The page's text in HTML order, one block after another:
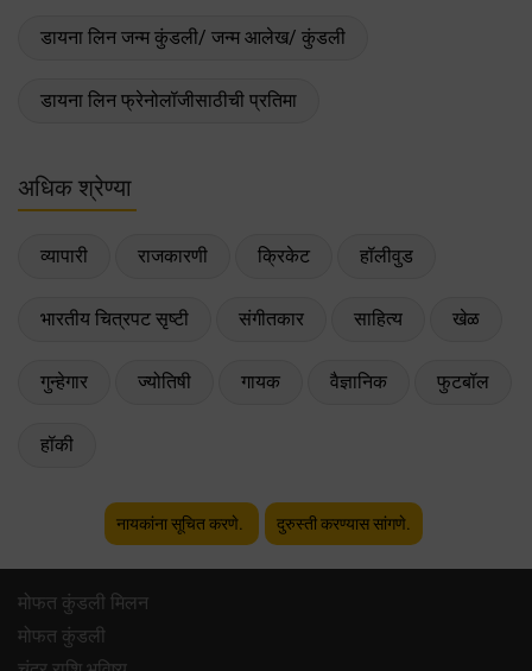
डायना लिन जन्म कुंडली/ जन्म आलेख/ कुंडली
डायना लिन फ्रेनोलॉजीसाठीची प्रतिमा
अधिक श्रेण्या
व्यापारी राजकारणी क्रिकेट हॉलीवुड
भारतीय चित्रपट सृष्टी संगीतकार साहित्य खेळ
गुन्हेगार ज्योतिषी गायक वैज्ञानिक फुटबॉल
हॉकी
नायकांना सूचित करणे. दुरुस्ती करण्यास सांगणे.
मोफत कुंडली मिलन
मोफत कुंडली